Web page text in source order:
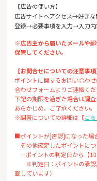
【広告の使い方】
広告サイトへアクセス→好き
登録→必要事項を入力→入力
※広告主から届いたメールや
保管してください。
【お問合せについての注意事項
ポイントに関するお問い合わ
合わせフォームよりご連絡くだ
下記の期限を過ぎた場合は調査
あらかじめ、ご了承ください。
※調査についての詳細は【こち
■ポイントが[否認]になった場
その他確定したポイントに
…ポイントの判定日から【10
※判定日：ポイントの承認/
載しています）